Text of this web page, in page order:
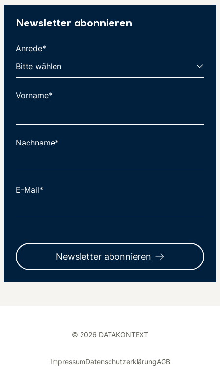
Newsletter abonnieren
Anrede*
Vorname*
Nachname*
E-Mail*
Newsletter abonnieren
© 2026 DATAKONTEXT
ImpressumDatenschutzerklärungAGB